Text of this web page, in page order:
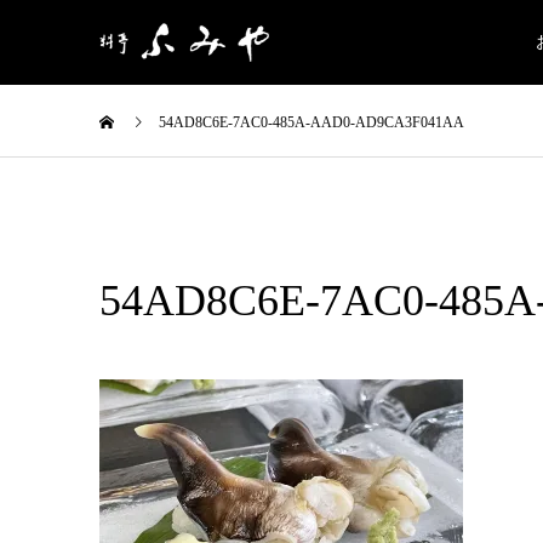
54AD8C6E-7AC0-485A-AAD0-AD9CA3F041AA
54AD8C6E-7AC0-